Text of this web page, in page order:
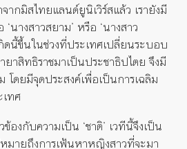
กมิสไทยแลนด์ยูนิเวิร์สแล้ว เรายังมี
‘นางสาวสยาม’ หรือ ‘นางสาว
ดนี้ขึ้นในช่วงที่ประเทศเปลี่ยนระบอบ
าสิทธิราชมาเป็นประชาธิปไตย จึงมี
โดยมีจุดประสงค์เพื่อเป็นการเฉลิม
ทศ
องกับความเป็น ‘ชาติ’ เวทีนี้จึงเป็น
มายถึงการเฟ้นหาหญิงสาวที่จะมา